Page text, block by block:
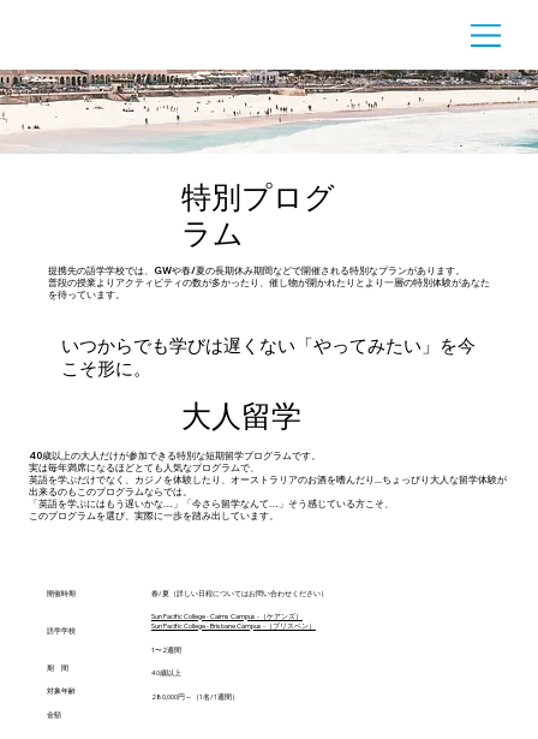
特別プログ
ラム
提携先の語学学校では、GWや春/夏の長期休み期間などで開催される特別なプランがあります。
普段の授業よりアクティビティの数が多かったり、催し物が開かれたりとより一層の特別体験があなた
を待っています。
いつからでも学びは遅くない「やってみたい」を今
こそ形に。
​大人留学
40歳以上の大人だけが参加できる特別な短期留学プログラムです。
実は​毎年満席になるほどとても人気なプログラムで、
英語を学ぶだけでなく、カジノを体験したり、オーストラリアのお酒を嗜んだり...ちょっぴり大人な留学体験が
出来るのもこのプログラムならでは。
「英語を学ぶにはもう遅いかな…」「今さら留学なんて…」そう感じている方こそ、
このプログラムを選び、実際に一歩を踏み出しています。
開催時期
語学学校
期 間
対象年齢
金額
春/夏（詳しい日程についてはお問い合わせください）
Sun Pacific College - Cairns Campus -（ケアンズ）
Sun Pacific College - Brisbane Campus -（ブリスベン）
1〜2週間
40歳以上
​280,000円～（​1名/1週間）